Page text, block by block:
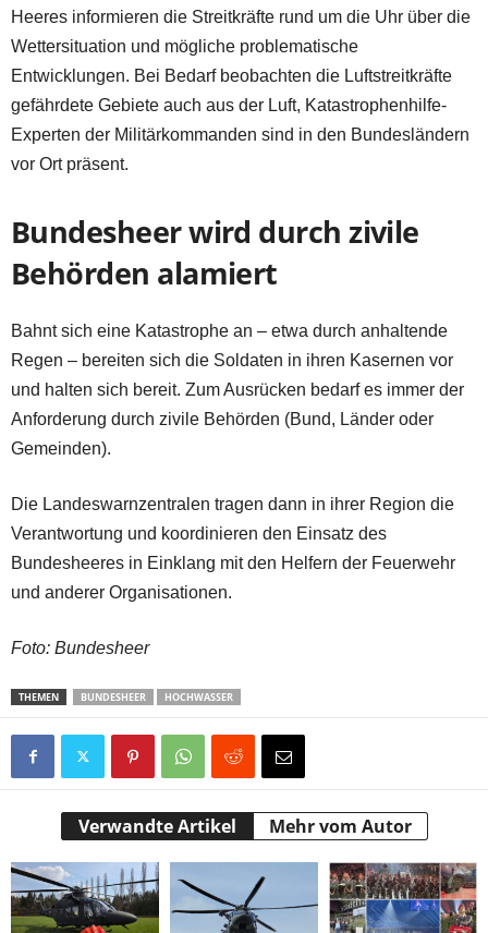
Heeres informieren die Streitkräfte rund um die Uhr über die
Wettersituation und mögliche problematische
Entwicklungen. Bei Bedarf beobachten die Luftstreitkräfte
gefährdete Gebiete auch aus der Luft, Katastrophenhilfe-
Experten der Militärkommanden sind in den Bundesländern
vor Ort präsent.
Bundesheer wird durch zivile
Behörden alamiert
Bahnt sich eine Katastrophe an – etwa durch anhaltende
Regen – bereiten sich die Soldaten in ihren Kasernen vor
und halten sich bereit. Zum Ausrücken bedarf es immer der
Anforderung durch zivile Behörden (Bund, Länder oder
Gemeinden).
Die Landeswarnzentralen tragen dann in ihrer Region die
Verantwortung und koordinieren den Einsatz des
Bundesheeres in Einklang mit den Helfern der Feuerwehr
und anderer Organisationen.
Foto: Bundesheer
THEMEN BUNDESHEER HOCHWASSER
Verwandte Artikel Mehr vom Autor